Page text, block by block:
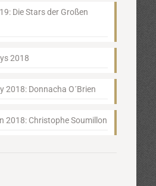
Die Stars der Großen
2018
2018: Donnacha O´Brien
2018: Christophe Soumillon